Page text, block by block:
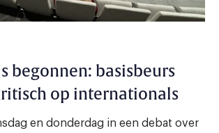
begonnen: basisbeurs
op internationals
en donderdag in een debat over